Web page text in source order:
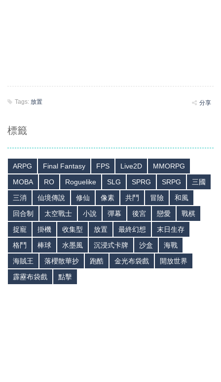
Tags: 放置 分享
標籤
ARPG Final Fantasy FPS Live2D
MMORPG
MOBA
RO Roguelike SLG SPRG SRPG
三國
三消
仙境傳說 修仙 像素 共鬥 冒險
和風
回合制
太空戰士 小說 彈幕 後宮 戀愛
戰棋
捉寵
掛機 收集型 放置 最終幻想
末日生存
格鬥
棒球 水墨風 沉浸式卡牌 沙盒
海戰
海賊王
落櫻散華抄 跑酷 金光布袋戲
開放世界
霹靂布袋戲
點擊